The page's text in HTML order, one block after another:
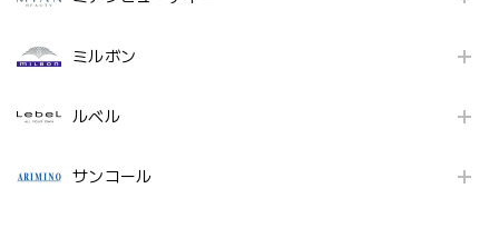
ミルボン
ルベル
サンコール